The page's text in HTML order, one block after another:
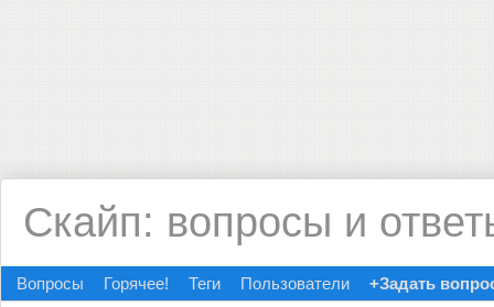
Скайп: вопросы и
Вопросы Горячее! Теги Пользователи +Задать